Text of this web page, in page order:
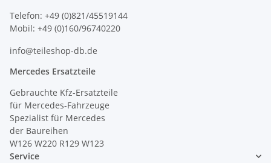
Telefon: +49 (0)821/45519144
Mobil: +49 (0)160/96740220
info@teileshop-db.de
Mercedes Ersatzteile
Gebrauchte Kfz-Ersatzteile
für Mercedes-Fahrzeuge
Spezialist für Mercedes
der Baureihen
W126 W220 R129 W123
Service